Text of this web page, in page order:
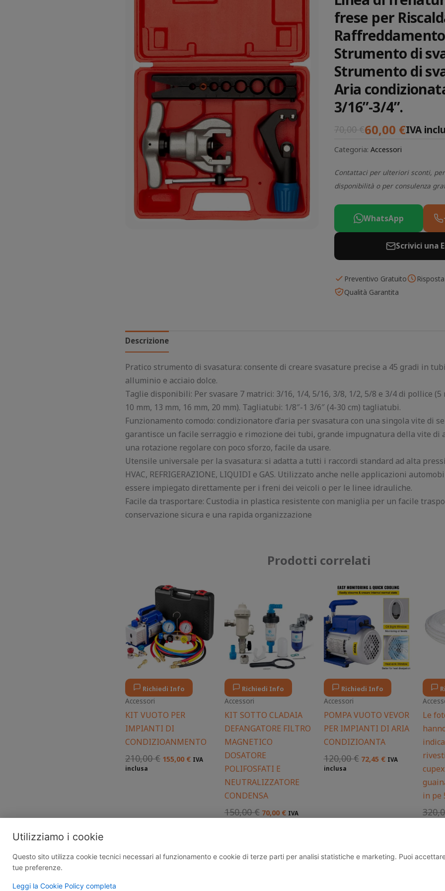
frese per
Raffreddamento
Strumento di
Strumento di
Aria
3/16”-3/4”.
70,00€60,00 €IVA
Categoria: Accessori
Contattaci per ulteriori sconti,
disponibilità o per consulenza
WhatsApp
Scrivici una
Preventivo Gratuito
Qualità Garantita
Descrizione
Pratico strumento di svasatura: consente di creare svasature precise a 45 gradi in
alluminio e acciaio dolce.
Taglie disponibili: Per svasare 7 matrici: 3/16, 1/4, 5/16, 3/8, 1/2, 5/8 e 3/4 di pollice (5
10 mm, 13 mm, 16 mm, 20 mm). Tagliatubi: 1/8″-1 3/6″ (4-30 cm) tagliatubi.
Funzionamento comodo: condizionatore d’aria per svasatura con una singola vite di
garantisce un facile serraggio e rimozione dei tubi, grande impugnatura della vite di
una rotazione regolare con poco sforzo, facile da usare.
Utensile universale per la svasatura: si adatta a tutti i raccordi standard ad alta
HVAC, REFRIGERAZIONE, LIQUIDI e GAS. Utilizzato anche nelle applicazioni
essere impiegato direttamente per i freni dei veicoli o per le linee idrauliche.
Facile da trasportare: Custodia in plastica resistente con maniglia per un facile
conservazione sicura e una rapida organizzazione
Prodotti correlati
Richiedi Info
Accessori
KIT VUOTO PER
IMPIANTI DI
CONDIZIOANMENTO
210,00€
Il
prezzo
era:
210,00 €.
155,00 €
prezzo
155,00 €.
IVA
inclusa
Richiedi Info
Accessori
KIT SOTTO CLADAIA
DEFANGATORE FILTRO
MAGNETICO
DOSATORE
POLIFOSFATI E
NEUTRALIZZATORE
CONDENSA
150,00€
originale
era:
150,00 €.
70,00 €
70,00 €.
IVA
Richiedi Info
Accessori
POMPA VUOTO VEVOR
PER IMPIANTI DI ARIA
CONDIZIOANTA
120,00€
Il
prezzo
originale
era:
120,00 €.
72,45 €
Il
prezzo
attuale
72,45 €.
IVA
inclusa
Le
in pe
Utilizziamo i cookie
Questo sito utilizza cookie tecnici necessari al funzionamento e cookie di terze parti per analisi statistiche e marketing. Puoi
tue preferenze.
Leggi la Cookie Policy completa